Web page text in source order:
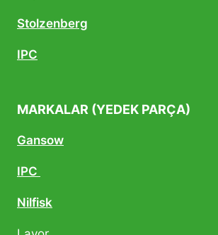
Stolzenberg
IPC
MARKALAR (YEDEK PARÇA)
Gansow
IPC
Nilfisk